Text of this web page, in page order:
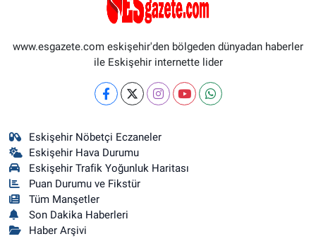
www.esgazete.com eskişehir'den bölgeden dünyadan haberler
ile Eskişehir internette lider
Eskişehir Nöbetçi Eczaneler
Eskişehir Hava Durumu
Eskişehir Trafik Yoğunluk Haritası
Puan Durumu ve Fikstür
Tüm Manşetler
Son Dakika Haberleri
Haber Arşivi